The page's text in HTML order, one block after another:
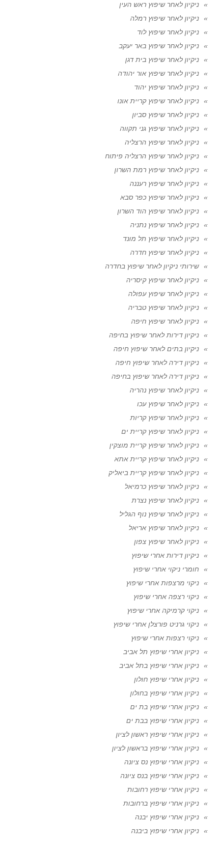
ניקיון לאחר שיפוץ ראש העין
ניקיון לאחר שיפוץ רמלה
ניקיון לאחר שיפוץ לוד
ניקיון לאחר שיפוץ באר יעקב
ניקיון לאחר שיפוץ בית דגן
ניקיון לאחר שיפוץ אור יהודה
ניקיון לאחר שיפוץ יהוד
ניקיון לאחר שיפוץ קריית אונו
ניקיון לאחר שיפוץ סביון
ניקיון לאחר שיפוץ גני תקווה
ניקיון לאחר שיפוץ הרצליה
ניקיון לאחר שיפוץ הרצליה פיתוח
ניקיון לאחר שיפוץ רמת השרון
ניקיון לאחר שיפוץ רעננה
ניקיון לאחר שיפוץ כפר סבא
ניקיון לאחר שיפוץ הוד השרון
ניקיון לאחר שיפוץ נתניה
ניקיון לאחר שיפוץ תל מונד
ניקיון לאחר שיפוץ חדרה
שירותי ניקיון לאחר שיפוץ בחדרה
ניקיון לאחר שיפוץ קיסריה
ניקיון לאחר שיפוץ עפולה
ניקיון לאחר שיפוץ טבריה
ניקיון לאחר שיפוץ חיפה
ניקיון דירות לאחר שיפוץ בחיפה
ניקיון בתים לאחר שיפוץ חיפה
ניקיון דירה לאחר שיפוץ חיפה
ניקיון דירה לאחר שיפוץ בחיפה
ניקיון לאחר שיפוץ נהריה
ניקיון לאחר שיפוץ עכו
ניקיון לאחר שיפוץ קריות
ניקיון לאחר שיפוץ קריית ים
ניקיון לאחר שיפוץ קריית מוצקין
ניקיון לאחר שיפוץ קריית אתא
ניקיון לאחר שיפוץ קריית ביאליק
ניקיון לאחר שיפוץ כרמיאל
ניקיון לאחר שיפוץ נצרת
ניקיון לאחר שיפוץ נוף הגליל
ניקיון לאחר שיפוץ אריאל
ניקיון לאחר שיפוץ צפון
ניקיון דירות אחרי שיפוץ
חומרי ניקוי אחרי שיפוץ
ניקוי מרצפות אחרי שיפוץ
ניקוי רצפה אחרי שיפוץ
ניקוי קרמיקה אחרי שיפוץ
ניקוי גרניט פורצלן אחרי שיפוץ
ניקוי רצפות אחרי שיפוץ
ניקיון אחרי שיפוץ תל אביב
ניקיון אחרי שיפוץ בתל אביב
ניקיון אחרי שיפוץ חולון
ניקיון אחרי שיפוץ בחולון
ניקיון אחרי שיפוץ בת ים
ניקיון אחרי שיפוץ בבת ים
ניקיון אחרי שיפוץ ראשון לציון
ניקיון אחרי שיפוץ בראשון לציון
ניקיון אחרי שיפוץ נס ציונה
ניקיון אחרי שיפוץ בנס ציונה
ניקיון אחרי שיפוץ רחובות
ניקיון אחרי שיפוץ ברחובות
ניקיון אחרי שיפוץ יבנה
ניקיון אחרי שיפוץ ביבנה